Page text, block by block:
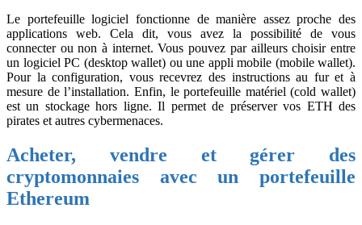
Le portefeuille logiciel fonctionne de manière assez proche des
applications web. Cela dit, vous avez la possibilité de vous
connecter ou non à internet. Vous pouvez par ailleurs choisir entre
un logiciel PC (desktop wallet) ou une appli mobile (mobile wallet).
Pour la configuration, vous recevrez des instructions au fur et à
mesure de l’installation. Enfin, le portefeuille matériel (cold wallet)
est un stockage hors ligne. Il permet de préserver vos ETH des
pirates et autres cybermenaces.
Acheter, vendre et gérer des
cryptomonnaies avec un portefeuille
Ethereum